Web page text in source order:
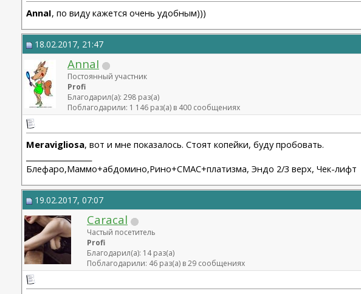
AnnaI, по виду кажется очень удобным)))
18.02.2017, 21:47
AnnaI
Постоянный участник
Profi
Благодарил(а): 298 раз(а)
Поблагодарили: 1 146 раз(а) в 400 сообщениях
Meravigliosa, вот и мне показалось. Стоят копейки, буду пробовать.
Блефаро,Маммо+абдомино,Рино+СМАС+платизма, Эндо 2/3 верх, Чек-лифт
19.02.2017, 07:07
Caracal
Частый посетитель
Profi
Благодарил(а): 14 раз(а)
Поблагодарили: 46 раз(а) в 29 сообщениях